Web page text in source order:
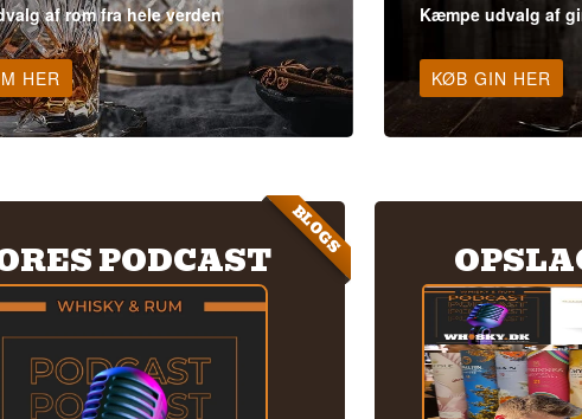
af rom fra hele verden
HER
Kæmpe udvalg af
KØB GIN HER
BLOGS
PODCAST